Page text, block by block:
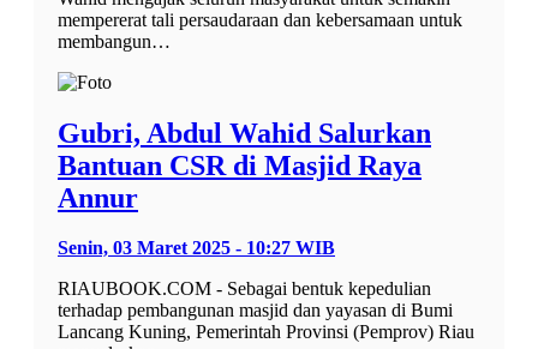
mempererat tali persaudaraan dan kebersamaan untuk
membangun…
Gubri, Abdul Wahid Salurkan
Bantuan CSR di Masjid Raya
Annur
Senin, 03 Maret 2025 - 10:27 WIB
RIAUBOOK.COM - Sebagai bentuk kepedulian
terhadap pembangunan masjid dan yayasan di Bumi
Lancang Kuning, Pemerintah Provinsi (Pemprov) Riau